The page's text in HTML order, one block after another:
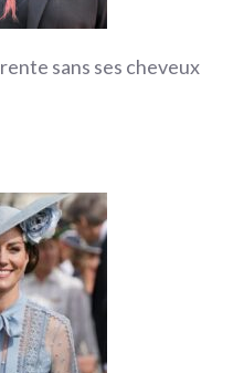
sans ses cheveux